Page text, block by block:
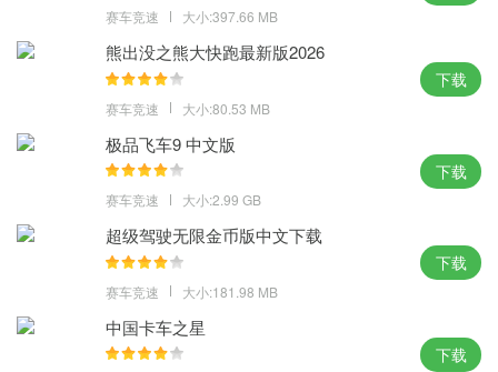
都考验玩家的操作准确性。
游戏评论
游戏中的停车场场景设计非常细致，包括购物中心停车场、机场停
车场、地下车库等。这款游戏具有多个难度级别。玩家可以从一个
基本的停车场开始，逐渐承担更复杂的停车任务。
赛车竞速 大小:397.66 MB
熊出没之熊大快跑最新版2026
赛车竞速 大小:80.53 MB
下载
极品飞车9 中文版
赛车竞速 大小:2.99 GB
下载
超级驾驶无限金币版中文下载
赛车竞速 大小:181.98 MB
下载
中国卡车之星
下载